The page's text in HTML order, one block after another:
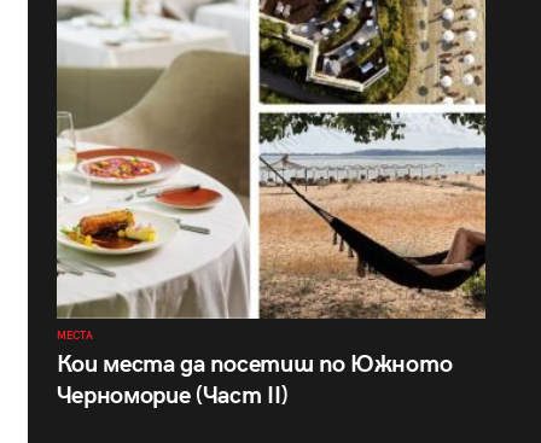
МЕСТА
Кои места да посетиш по Южното
Черноморие (Част II)